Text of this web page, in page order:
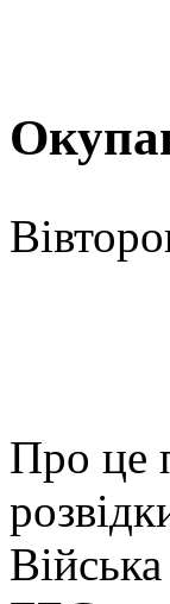
Про це